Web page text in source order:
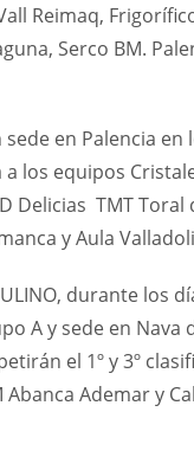
Reimaq,
Serco BM.
sede en Palencia en
los equipos
Delicias TMT Toral
y Aula
durante los
A y sede en Nava
el 1º y 3º
Abanca Ademar y